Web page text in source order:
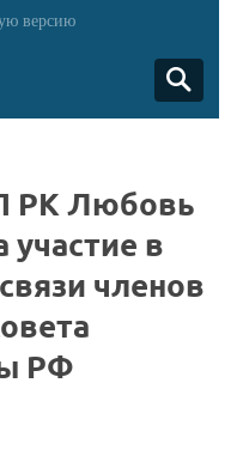
версию
РК Любовь
участие в
членов
РФ